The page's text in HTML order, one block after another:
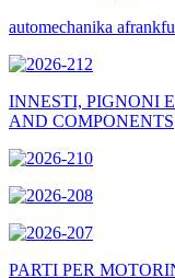
automechanika
INNESTI, PIGNONI
AND COMPONENTS
PARTI PER